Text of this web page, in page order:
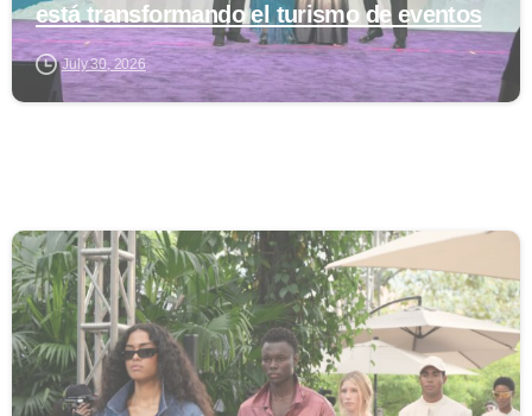
está transformando el turismo de eventos
July 30, 2026
0